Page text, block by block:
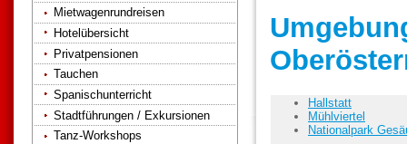
Mietwagenrundreisen
Hotelübersicht
Privatpensionen
Tauchen
Spanischunterricht
Stadtführungen / Exkursionen
Tanz-Workshops
Hallstatt
Mühlviertel
Nationalpark